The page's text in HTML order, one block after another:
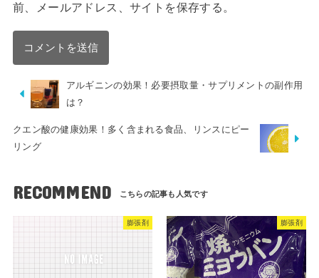
前、メールアドレス、サイトを保存する。
アルギニンの効果！必要摂取量・サプリメントの副作用
は？
クエン酸の健康効果！多く含まれる食品、リンスにピー
リング
RECOMMEND
膨張剤 膨張剤